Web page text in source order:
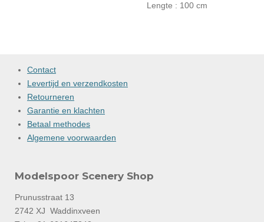
Lengte : 100 cm
Contact
Levertijd en verzendkosten
Retourneren
Garantie en klachten
Betaal methodes
Algemene voorwaarden
Modelspoor Scenery Shop
Prunusstraat 13
2742 XJ Waddinxveen